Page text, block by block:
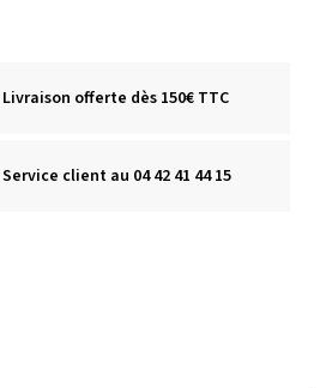
Livraison offerte dès 150€ TTC
Service client au 04 42 41 44 15